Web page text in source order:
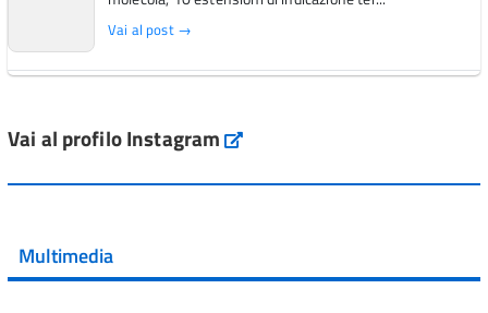
Vai al post →
Vai al post →
Vai al post →
Vai al profilo Instagram Instagram
Multimedia